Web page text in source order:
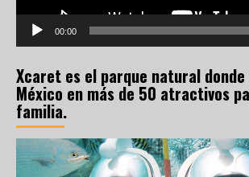
00:00
Xcaret es el parque natural donde
México en más de 50 atractivos
familia.